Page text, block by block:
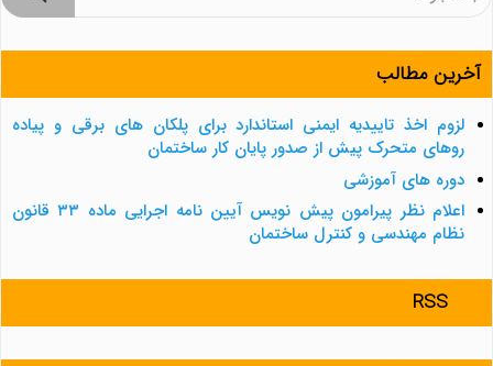
آخرین مطالب
لزوم اخذ تاییدیه ایمنی استاندارد برای پلکان های برقی و پیاده
روهای متحرک پیش از صدور پایان کار ساختمان
دوره های آموزشی
اعلام نظر پیرامون پیش نویس آیین نامه اجرایی ماده ۳۳ قانون
نظام مهندسی و کنترل ساختمان
RSS